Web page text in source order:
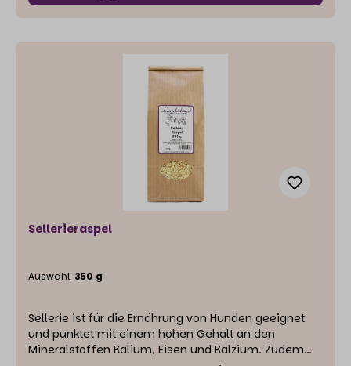
Sellerieraspel
Auswahl: 350 g
Sellerie ist für die Ernährung von Hunden geeignet
und punktet mit einem hohen Gehalt an den
Mineralstoffen Kalium, Eisen und Kalzium. Zudem